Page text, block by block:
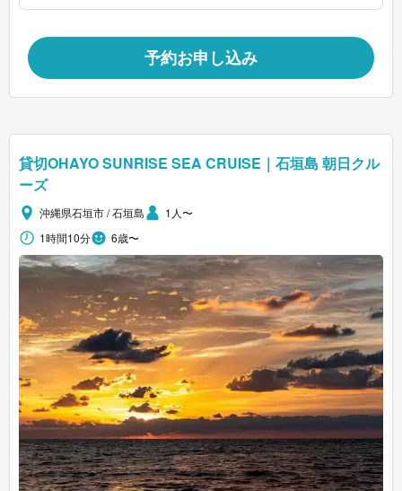
予約お申し込み
貸切OHAYO SUNRISE SEA CRUISE｜石垣島 朝日クル
ーズ
沖縄県石垣市 / 石垣島
1人〜
1時間10分
6歳〜